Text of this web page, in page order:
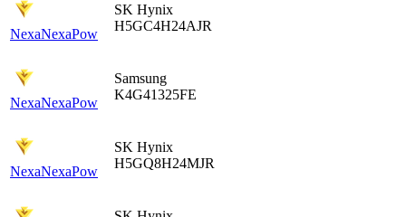
NexaNexaPow
SK Hynix
H5GC4H24AJR
NexaNexaPow
Samsung
K4G41325FE
NexaNexaPow
SK Hynix
H5GQ8H24MJR